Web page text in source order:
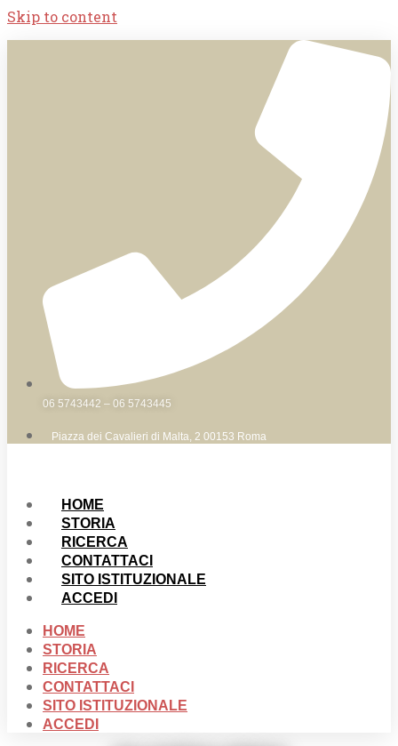
Skip to content
06 5743442 – 06 5743445
Piazza dei Cavalieri di Malta, 2 00153 Roma
HOME
STORIA
RICERCA
CONTATTACI
SITO ISTITUZIONALE
ACCEDI
HOME
STORIA
RICERCA
CONTATTACI
SITO ISTITUZIONALE
ACCEDI